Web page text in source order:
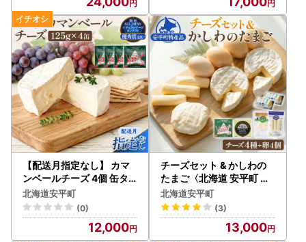
【配送月指定なし】 カマ
ンベールチーズ 4個 缶タ
イプ チーズ工房角谷 KAK
UYA カマンベール 配送月
指定
北海道安平町
(0)
12,000
チーズセット & かしわの
たまご〈北海道 安平町 特
産品セット〉 カマンベー
ルチーズ 燻製 卵【10646
91】
北海道安平町
(3)
13,000